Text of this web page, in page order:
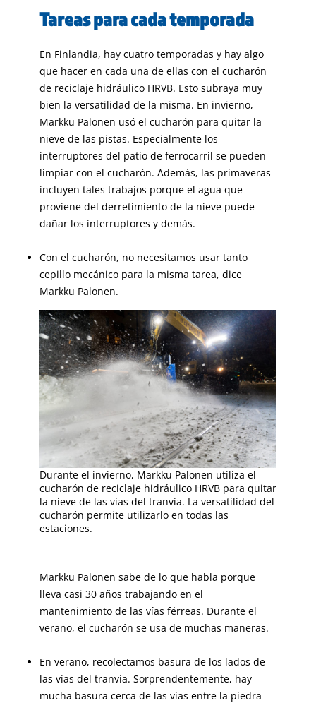
Tareas para cada temporada
En Finlandia, hay cuatro temporadas y hay algo
que hacer en cada una de ellas con el cucharón
de reciclaje hidráulico HRVB. Esto subraya muy
bien la versatilidad de la misma. En invierno,
Markku Palonen usó el cucharón para quitar la
nieve de las pistas. Especialmente los
interruptores del patio de ferrocarril se pueden
limpiar con el cucharón. Además, las primaveras
incluyen tales trabajos porque el agua que
proviene del derretimiento de la nieve puede
dañar los interruptores y demás.
Con el cucharón, no necesitamos usar tanto
cepillo mecánico para la misma tarea, dice
Markku Palonen.
Durante el invierno, Markku Palonen utiliza el
cucharón de reciclaje hidráulico HRVB para quitar
la nieve de las vías del tranvía. La versatilidad del
cucharón permite utilizarlo en todas las
estaciones.
Markku Palonen sabe de lo que habla porque
lleva casi 30 años trabajando en el
mantenimiento de las vías férreas. Durante el
verano, el cucharón se usa de muchas maneras.
En verano, recolectamos basura de los lados de
las vías del tranvía. Sorprendentemente, hay
mucha basura cerca de las vías entre la piedra